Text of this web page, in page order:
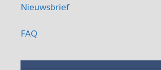
Nieuwsbrief
FAQ